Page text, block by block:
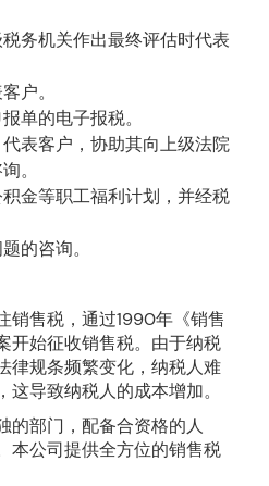
务机关作出最终评估时代表
户。
单的电子报税。
表客户，协助其向上级法院
。
金等职工福利计划，并经税
的咨询。
销售税，通过1990年《销售
开始征收销售税。由于纳税
律规条频繁变化，纳税人难
导致纳税人的成本增加。
的部门，配备合资格的人
本公司提供全方位的销售税